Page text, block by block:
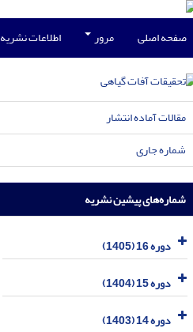
صفحه اصلی مرور اطلاعات نشریه
مقالات آماده انتشار
شماره جاری
شماره‌های پیشین نشریه
دوره 16 (1405)
دوره 15 (1404)
دوره 14 (1403)